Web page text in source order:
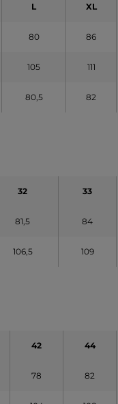
L XL
80 86
105 111
80,5 82
32 33
81,5 84
106,5 109
42 44
78 82